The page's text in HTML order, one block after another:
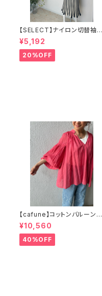
【SELECT】ナイロン切替袖
ルーンスリーブプルオーバー
¥5,192
20%OFF
【cafune】コットンバルーンス
リーブブラウス
¥10,560
40%OFF